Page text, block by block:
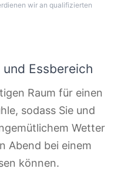
wir an qualifizierten
Essbereich
Raum für einen
sodass Sie und
Wetter
Abend bei einem
können.